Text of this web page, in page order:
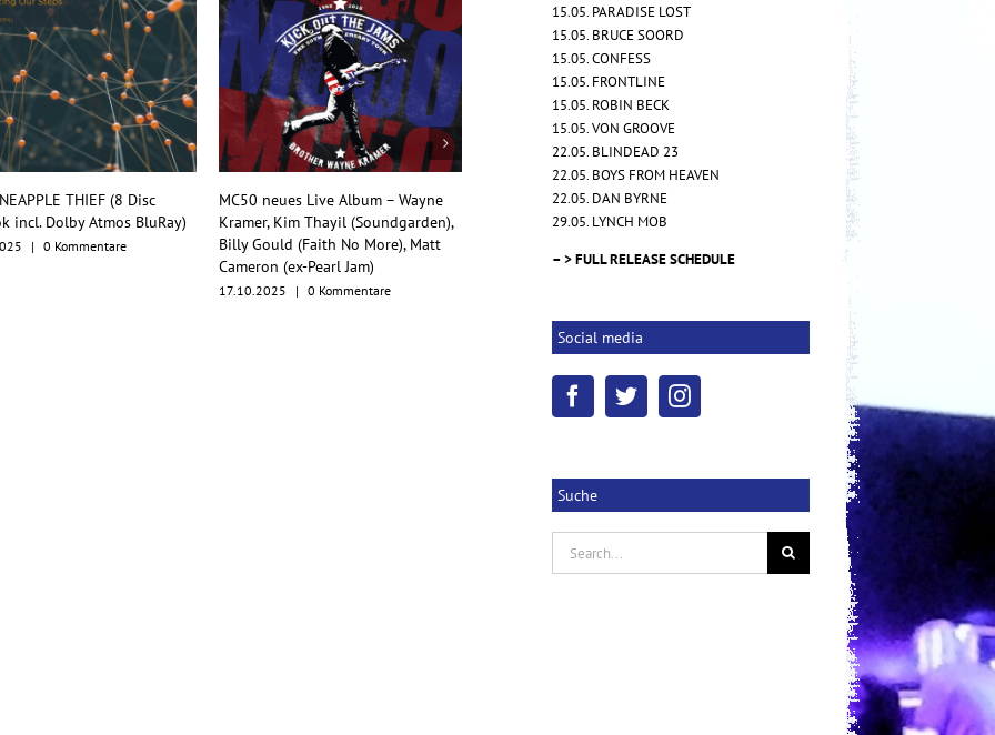
neues Live Album – Wayne
Kim Thayil (Soundgarden),
(Faith No More), Matt
TesseracT begeistern mit
Konzertfilm und O.S.T. als
Multiformat-Release
17.10.2025 | 0 Kommentare
NOVEMBRE – "Words of Indigo"
17.10.2025 | 0 Kommentare
15.05. PARADISE LOST
15.05. BRUCE SOORD
15.05. CONFESS
15.05. FRONTLINE
15.05. ROBIN BECK
15.05. VON GROOVE
22.05. BLINDEAD 23
22.05. BOYS FROM HEAVEN
22.05. DAN BYRNE
29.05. LYNCH MOB
– > FULL RELEASE SCHEDULE
Social media
Suche